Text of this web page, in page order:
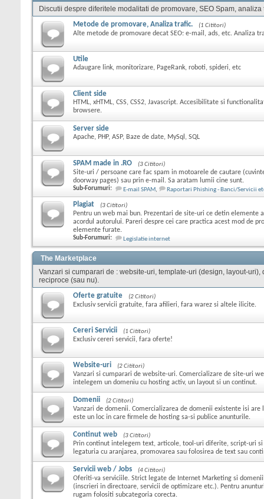
Discutii despre diferitele modalitati de promovare, SEO Spam,
Metode de promovare, Analiza trafic. (1 Cititori)
Alte metode de promovare decat SEO: e-mail, ads, etc. Analiza
Utile
Adaugare link, monitorizare, PageRank, roboti, spideri, etc
Client side
HTML, xHTML, CSS, CSS2, Javascript. Accesibilitate si
browsere.
Server side
Apache, PHP, ASP, Baze de date, MySql, SQL
SPAM made in .RO (3 Cititori)
Site-uri / persoane care fac spam in motoarele de cautare
doorway pages) sau prin e-mail. Sa aratam lumii cine sunt.
Sub-Forumuri: E-mail SPAM, Raportari Phishing - Banci/Servicii
Plagiat (3 Cititori)
Pentru un web mai bun. Prezentari de site-uri ce detin elemente
acordul autorului. Pareri despre cei care practica acest mod de
elemente furate.
Sub-Forumuri: Legislatie internet
The Marketplace
Vanzari si cumparari de : website-uri, template-uri (design, layout-
reciproce (sau nu).
Oferte gratuite (2 Cititori)
Exclusiv servicii gratuite, fara afilieri, fara warez si altele ilicite.
Cereri Servicii (1 Cititori)
Exclusiv cereri servicii, fara oferte!
Website-uri (2 Cititori)
Vanzari si cumparari de website-uri. Comercializare de site-uri
intelegem un domeniu cu hosting activ, un layout si un continut.
Domenii (2 Cititori)
Vanzari de domenii. Comercializarea de domenii existente isi are
este un loc in care firmele de hosting sa-si publice anunturile.
Continut web (3 Cititori)
Prin continut intelegem text, articole, tool-uri diferite, script-uri si
legaturia cu aranjarea, promovarea sau folosirea de text sau
Servicii web / Jobs (4 Cititori)
Oferiti-va serviciile. Strict legate de Internet Marketing si
(inscrieri in directoare, servicii de optimizare etc.). Pentru
rugam folositi subcategoria corecta.